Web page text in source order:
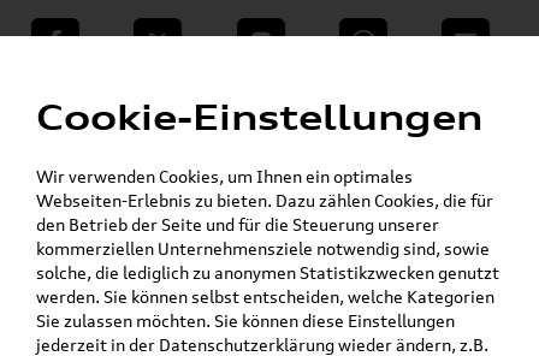
teilen Twitter Instagram WhatsApp E-Mail
VW Shop - VW Originalteile und Zubehör »
» SKODA Original Teile »
Mein Kundenkonto Warenkorb
Artikel für ihr Modell
Marke wählen
Cookie-Einstellungen
Wir verwenden Cookies, um Ihnen ein optimales
Webseiten-Erlebnis zu bieten. Dazu zählen Cookies, die für
den Betrieb der Seite und für die Steuerung unserer
kommerziellen Unternehmensziele notwendig sind, sowie
solche, die lediglich zu anonymen Statistikzwecken genutzt
werden. Sie können selbst entscheiden, welche Kategorien
Sie zulassen möchten. Sie können diese Einstellungen
jederzeit in der Datenschutzerklärung wieder ändern, z.B.